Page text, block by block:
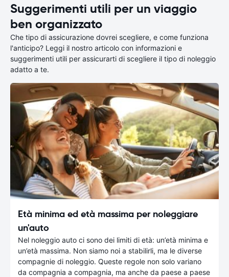
Suggerimenti utili per un viaggio
ben organizzato
Che tipo di assicurazione dovrei scegliere, e come funziona
l'anticipo? Leggi il nostro articolo con informazioni e
suggerimenti utili per assicurarti di scegliere il tipo di noleggio
adatto a te.
Età minima ed età massima per noleggiare
un'auto
Nel noleggio auto ci sono dei limiti di età: un’età minima e
un’età massima. Non siamo noi a stabilirli, ma le diverse
compagnie di noleggio. Queste regole non solo variano
da compagnia a compagnia, ma anche da paese a paese